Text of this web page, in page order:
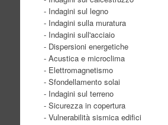
- Indagini sul legno
- Indagini sulla muratura
- Indagini sull'acciaio
- Dispersioni energetiche
- Acustica e microclima
- Elettromagnetismo
- Sfondellamento solai
- Indagini sul terreno
- Sicurezza in copertura
- Vulnerabilità sismica edifici